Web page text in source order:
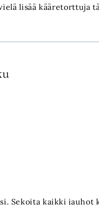
lisää kääretorttuja
Sekoita kaikki jauhot